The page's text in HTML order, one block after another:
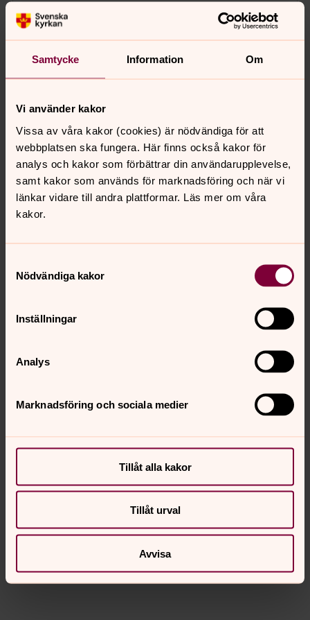
Samtycke Information Om
Vi använder kakor
Vissa av våra kakor (cookies) är nödvändiga för att
webbplatsen ska fungera. Här finns också kakor för
analys och kakor som förbättrar din användarupplevelse,
samt kakor som används för marknadsföring och när vi
länkar vidare till andra plattformar. Läs mer om våra
kakor.
Nödvändiga kakor
Inställningar
Analys
Marknadsföring och sociala medier
Tillåt alla kakor
Tillåt urval
Avvisa
Språktimmen
fredag 18 september 2026·13.30
Maria kyrka
Träna din svenska tillsammans med andra i trygg
gemenskap.
Visa fler händelser
Björn Malmborg
Direkt:08-580 218 58